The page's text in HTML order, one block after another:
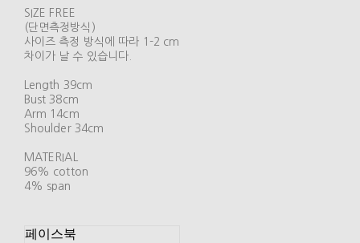
SIZE FREE
(단면측정방식)
사이즈 측정 방식에 따라 1-2 cm
차이가 날 수 있습니다.
Length 39cm
Bust 38cm
Arm 14cm
Shoulder 34cm
MATERIAL
96% cotton
4% span
페이스북